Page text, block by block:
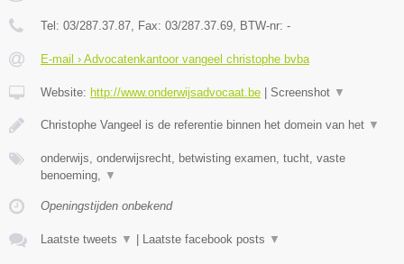
Tel: 03/287.37.87 , Fax: 03/287.37.69 , BTW-nr: -
E-mail › Advocatenkantoor vangeel christophe bvba
Website: http://www.onderwijsadvocaat.be Screenshot ▼
Christophe Vangeel is de referentie binnen het domein van het ▼
onderwijs, onderwijsrecht, betwisting examen, tucht, vaste
benoeming,
▼
Openingstijden onbekend
Laatste tweets ▼ Laatste facebook posts ▼